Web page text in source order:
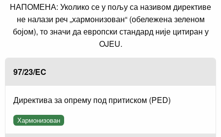
НАПОМЕНА: Уколико се у пољу са називом директиве
не налази реч „хармонизован“ (обележена зеленом
бојом), то значи да европски стандард није цитиран у
OJEU.
97/23/EC
Директива за опрему под притиском (PED)
Хармонизован